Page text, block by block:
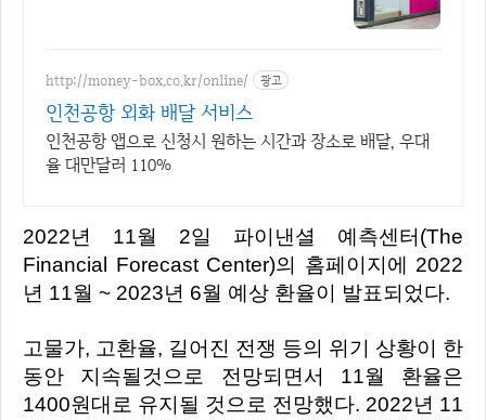
http://money-box.co.kr/online/ 광고
인천공항 외화 배달 서비스
인천공항 앱으로 신청시 원하는 시간과 장소로 배달, 우대
율 대만달러 110%
2022년 11월 2일 파이낸셜 예측센터(The
Financial Forecast Center)의 홈페이지에 2022
년 11월 ~ 2023년 6월 예상 환율이 발표되었다.
고물가, 고환율, 길어진 전쟁 등의 위기 상황이 한
동안 지속될것으로 전망되면서 11월 환율은
1400원대로 유지될 것으로 전망했다. 2022년 11